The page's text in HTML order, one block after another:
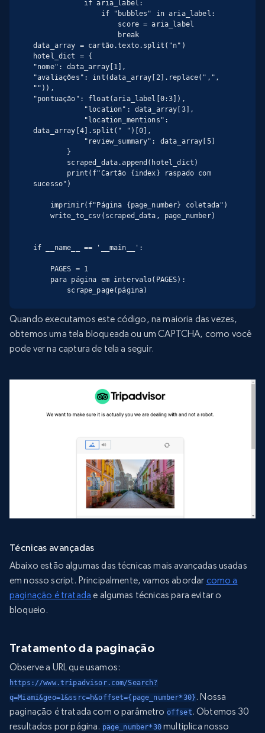
data_array = cartão.texto.split("n")
hotel_dict = {
"nome": data_array[1],
"avaliações": int(data_array[2].replace(",",
"")),
"pontuação": float(aria_label[0:3]),
data_array[4].split(" ")[0],
sucesso")
if __name__ == '__main__':
        scrape_page(página)
Quando executamos este código, na maioria das vezes,
obtemos uma tela bloqueada ou um CAPTCHA, como você
pode ver na captura de tela a seguir.
Técnicas avançadas
Abaixo estão algumas das técnicas mais avançadas usadas
em nosso script. Principalmente, vamos abordar como a
paginação é tratada e algumas técnicas para evitar o
bloqueio.
Tratamento da paginação
Observe a URL que usamos:
https://www.tripadvisor.com/Search?
q=Miami&geo=1&ssrc=h&offset={page_number*30} . Nossa
paginação é tratada com o parâmetro offset. Obtemos 30
resultados por página. page_number*30multiplica nosso